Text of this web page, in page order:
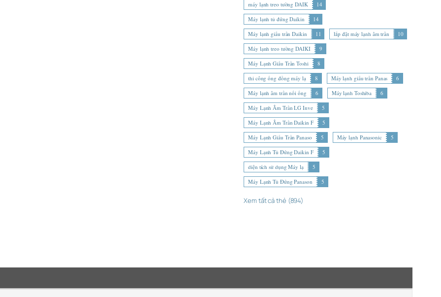
máy lạnh treo tường DAIK
14
Máy lạnh tủ đứng Daikin
14
Máy lạnh giấu trần Daikin
11 lắp đặt máy lạnh âm trần
10
Máy lạnh treo tường DAIKI
9
Máy Lạnh Giấu Trần Toshi
8
thi công ống đồng máy lạ
8 Máy lạnh giấu trần Panas
6
Máy lạnh âm trần nối ống
6 Máy lạnh Toshiba
6
Máy Lạnh Âm Trần LG Inve
5
Máy Lạnh Âm Trần Daikin F
5
Máy Lạnh Giấu Trần Panaso
5 Máy lạnh Panasonic
5
Máy Lạnh Tủ Đứng Daikin F
5
diện tích sử dụng Máy lạ
5
Máy Lạnh Tủ Đứng Panason
5
Xem tất cả thẻ (894)